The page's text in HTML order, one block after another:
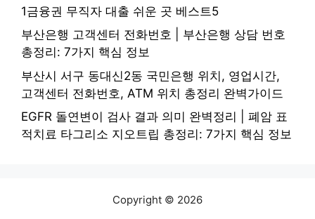
1금융권 무직자 대출 쉬운 곳 베스트5
부산은행 고객센터 전화번호 | 부산은행 상담 번호
총정리: 7가지 핵심 정보
부산시 서구 동대신2동 국민은행 위치, 영업시간,
고객센터 전화번호, ATM 위치 총정리 완벽가이드
EGFR 돌연변이 검사 결과 의미 완벽정리 | 폐암 표
적치료 타그리소 지오트립 총정리: 7가지 핵심 정보
Copyright © 2026